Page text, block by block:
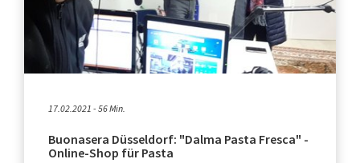
17.02.2021 - 56 Min.
Buonasera Düsseldorf: "Dalma Pasta Fresca" -
Online-Shop für Pasta